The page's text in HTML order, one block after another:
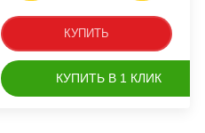
КУПИТЬ
КУПИТЬ В 1 КЛИК